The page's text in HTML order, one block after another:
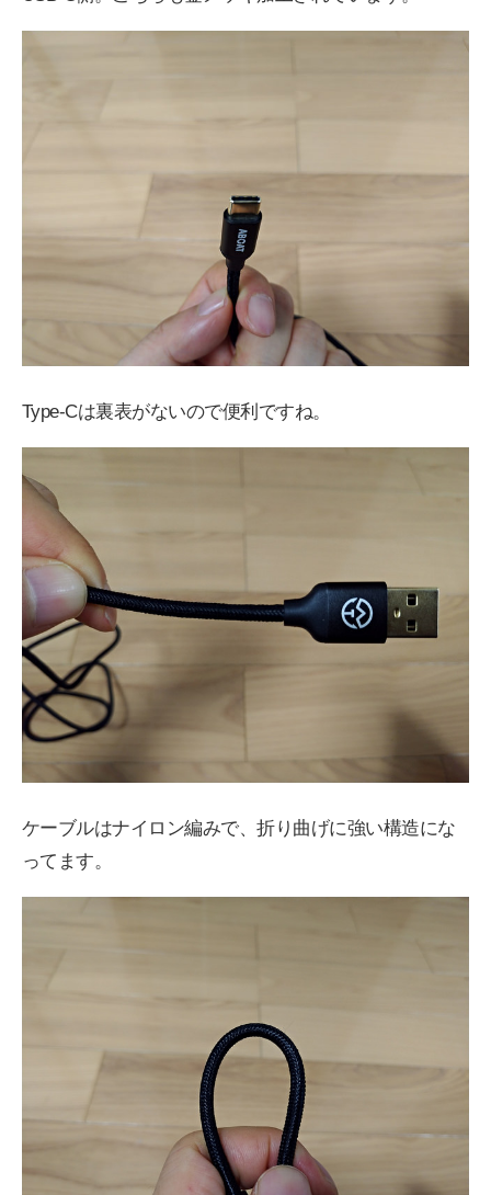
Type-Cは裏表がないので便利ですね。
ケーブルはナイロン編みで、折り曲げに強い構造にな
ってます。